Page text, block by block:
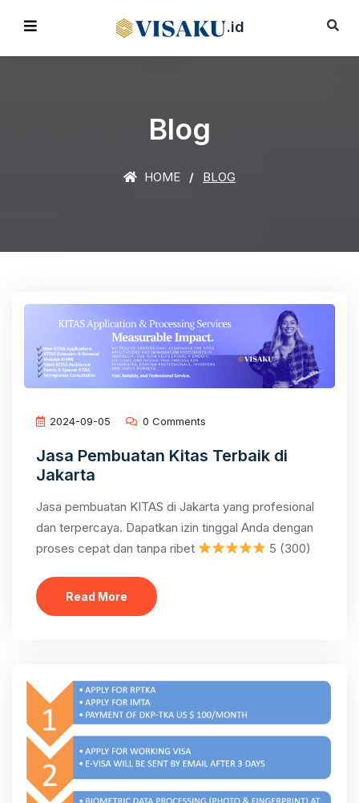
.id
Blog
HOME BLOG
2024-09-05 0 Comments
Jasa Pembuatan Kitas Terbaik di
Jakarta
Jasa pembuatan KITAS di Jakarta yang profesional
dan terpercaya. Dapatkan izin tinggal Anda dengan
proses cepat dan tanpa ribet
5 (300)
Read More